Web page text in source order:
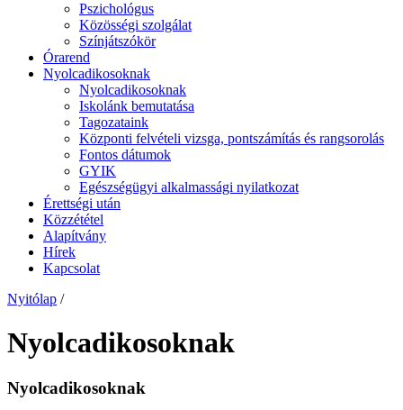
Pszichológus
Közösségi szolgálat
Színjátszókör
Órarend
Nyolcadikosoknak
Nyolcadikosoknak
Iskolánk bemutatása
Tagozataink
Központi felvételi vizsga, pontszámítás és rangsorolás
Fontos dátumok
GYIK
Egészségügyi alkalmassági nyilatkozat
Érettségi után
Közzététel
Alapítvány
Hírek
Kapcsolat
Nyitólap /
Nyolcadikosoknak
Nyolcadikosoknak